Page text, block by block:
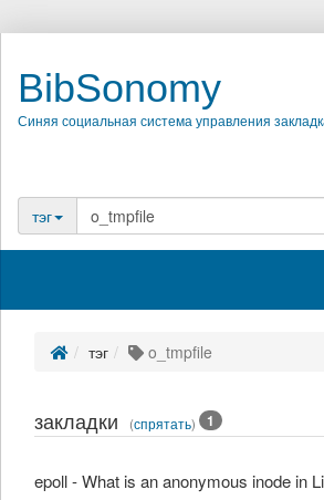
BibSonomy
Синяя социальная система управления
тэг
тэг o_tmpfile
закладки (спрятать) 1